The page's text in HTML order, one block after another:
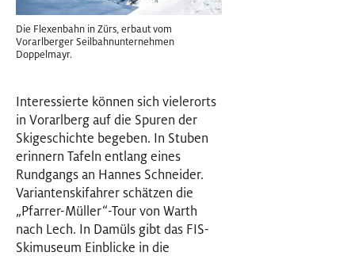
Die Flexenbahn in Zürs, erbaut vom
Vorarlberger Seilbahnunternehmen
Doppelmayr.
Interessierte können sich vielerorts
in Vorarlberg auf die Spuren der
Skigeschichte begeben. In Stuben
erinnern Tafeln entlang eines
Rundgangs an Hannes Schneider.
Variantenskifahrer schätzen die
„Pfarrer-Müller“-Tour von Warth
nach Lech. In Damüls gibt das FIS-
Skimuseum Einblicke in die